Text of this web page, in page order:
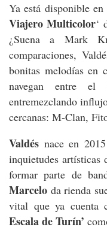
Ya está disponible
Viajero Multicolor‘
¿Suena a Mark
comparaciones,
bonitas melodías en
navegan entre
entremezclando
cercanas: M-Clan,
Valdés nace en
inquietudes artísticas
formar parte de
Marcelo da rienda
vital que ya cuenta
Escala de Turín’